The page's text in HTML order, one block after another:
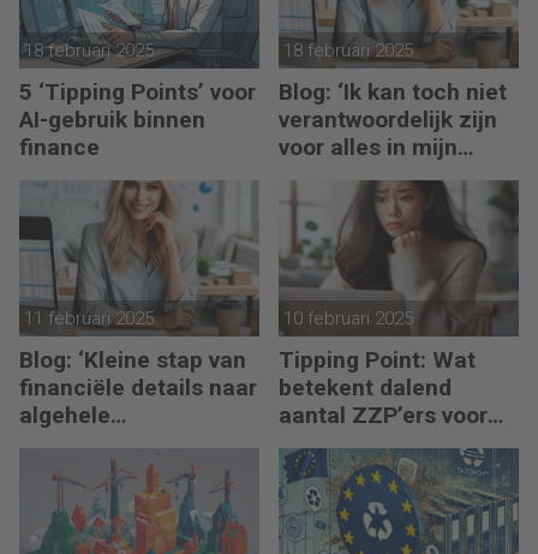
18 februari 2025
5 ‘Tipping Points’ voor
AI-gebruik binnen
finance
18 februari 2025
Blog: ‘Ik kan toch niet
verantwoordelijk zijn
voor alles in mijn
waardeketen?’
11 februari 2025
Blog: ‘Kleine stap van
financiële details naar
algehele
duurzaamheid ‘
10 februari 2025
Tipping Point: Wat
betekent dalend
aantal ZZP’ers voor
financiële planning?